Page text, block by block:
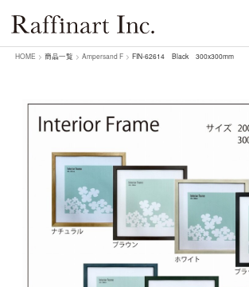
HOME > 商品一覧 > Ampersand F > FIN-62614 Black 300x300mm